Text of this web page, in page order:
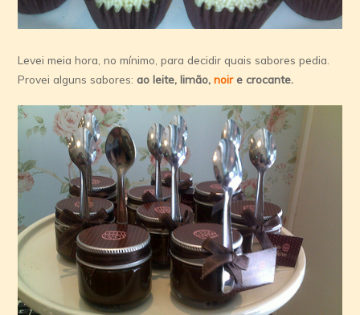
Levei meia hora, no mí­nimo, para decidir quais sabores pedia.
Provei alguns sabores:ao leite, limão,noire crocante.